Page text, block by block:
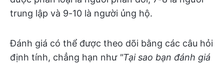
trung lập và 9-10 là người ủng hộ.
Đánh giá có thể được theo dõi bằng các câu hỏi
định tính, chẳng hạn như "Tại sao bạn đánh giá